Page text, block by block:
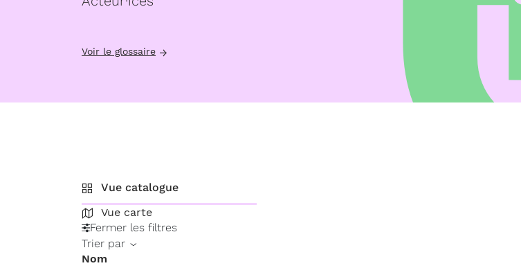
Voir le glossaire
Vue catalogue
Vue carte
Fermer les filtres
Trier par
Nom